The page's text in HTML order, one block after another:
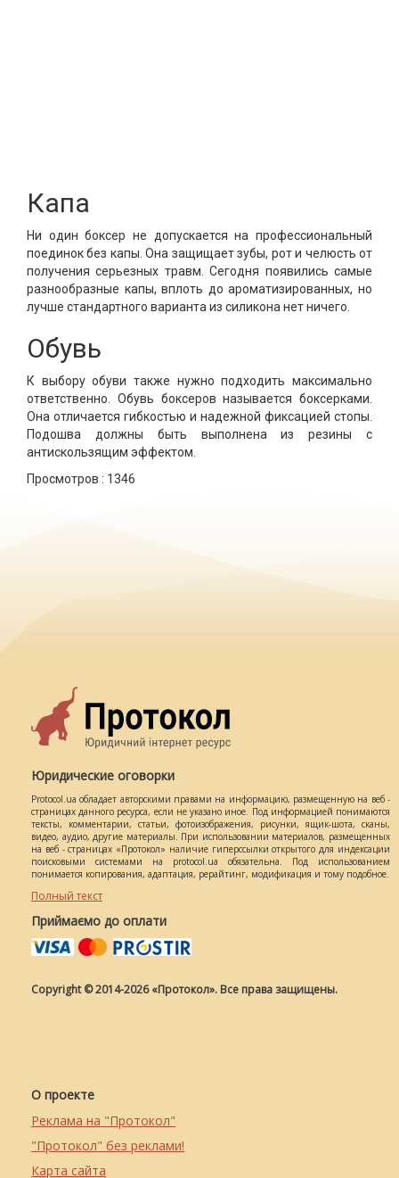
Капа
Ни один боксер не допускается на профессиональный
поединок без капы. Она защищает зубы, рот и челюсть от
получения серьезных травм. Сегодня появились самые
разнообразные капы, вплоть до ароматизированных, но
лучше стандартного варианта из силикона нет ничего.
Обувь
К выбору обуви также нужно подходить максимально
ответственно. Обувь боксеров называется боксерками.
Она отличается гибкостью и надежной фиксацией стопы.
Подошва должны быть выполнена из резины с
антискользящим эффектом.
Просмотров : 1346
Юридические оговорки
Protocol.ua обладает авторскими правами на информацию, размещенную на веб -
страницах данного ресурса, если не указано иное. Под информацией понимаются
тексты, комментарии, статьи, фотоизображения, рисунки, ящик-шота, сканы,
видео, аудио, другие материалы. При использовании материалов, размещенных
на веб - страницах «Протокол» наличие гиперссылки открытого для индексации
поисковыми системами на protocol.ua обязательна. Под использованием
понимается копирования, адаптация, рерайтинг, модификация и тому подобное.
Полный текст
Приймаємо до оплати
Copyright © 2014-2026 «Протокол». Все права защищены.
О проекте
Реклама на "Протокол"
"Протокол" без реклами!
Карта сайта